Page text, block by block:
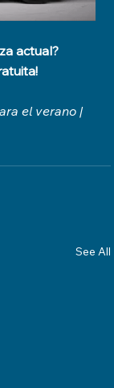
actual?
el verano |
See All